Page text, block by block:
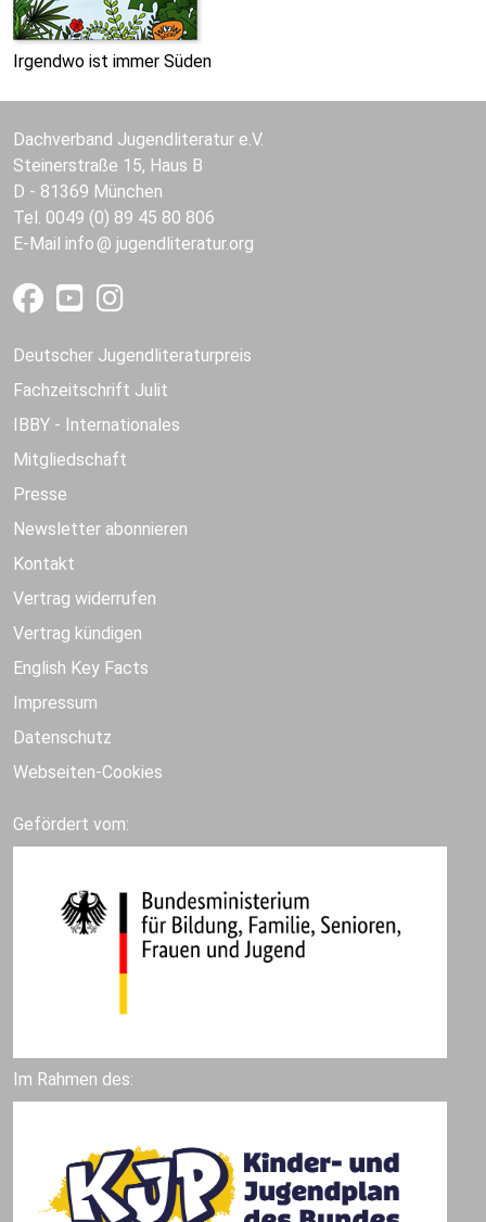
Irgendwo ist immer Süden
Dachverband Jugendliteratur e.V.
Steinerstraße 15, Haus B
D - 81369 München
Tel. 0049 (0) 89 45 80 806
E-Mail info jugendliteratur.org
Deutscher Jugendliteraturpreis
Fachzeitschrift Julit
IBBY - Internationales
Mitgliedschaft
Presse
Newsletter abonnieren
Kontakt
Vertrag widerrufen
Vertrag kündigen
English Key Facts
Impressum
Datenschutz
Webseiten-Cookies
Gefördert vom:
Im Rahmen des: